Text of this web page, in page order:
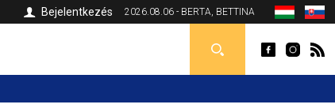
2026.08.06 - BERTA, BETTINA
Bejelentkezés